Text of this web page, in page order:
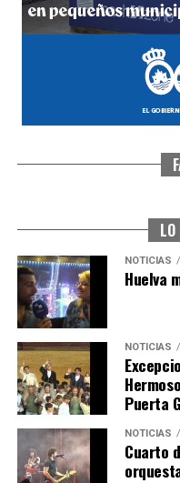
SEXTA CORRIDA DE
6º DÍA DE LAS
hace 2 días Huelvatv
NOTICIAS
Huelva
NOTICIAS
Puerta
NOTICIAS
Cuarto